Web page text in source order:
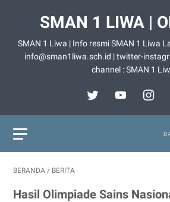
SMAN 1 LIWA |
SMAN 1 Liwa | Info resmi SMAN 1 Liwa
info@sman1liwa.sch.id | twitter-
channel : SMAN 1
BERANDA / BERITA
Hasil Olimpiade Sains